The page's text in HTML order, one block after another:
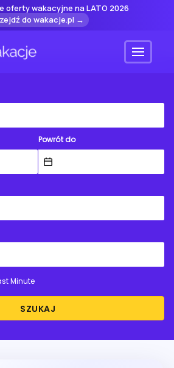
oferty wakacyjne na LATO 2026
do wakacje.pl →
Menu
Powrót do
SZUKAJ
Minute